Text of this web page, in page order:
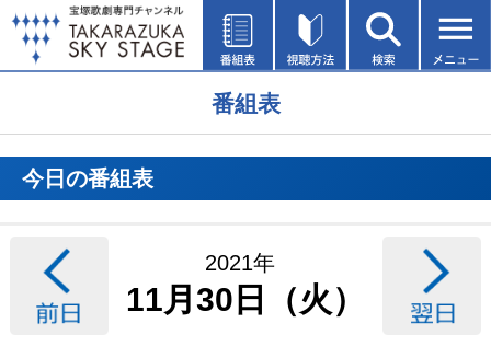
番組表
今日の番組表
2021年
11月30日（火）